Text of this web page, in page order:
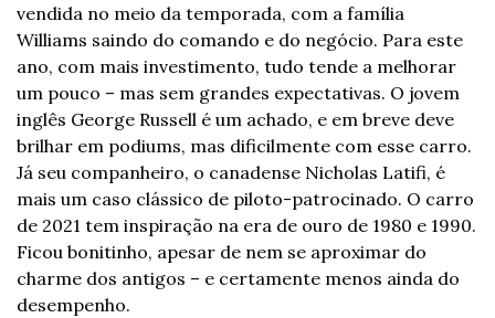
vendida no meio da temporada, com a família
Williams saindo do comando e do negócio. Para este
ano, com mais investimento, tudo tende a melhorar
um pouco – mas sem grandes expectativas. O jovem
inglês George Russell é um achado, e em breve deve
brilhar em podiums, mas dificilmente com esse carro.
Já seu companheiro, o canadense Nicholas Latifi, é
mais um caso clássico de piloto-patrocinado. O carro
de 2021 tem inspiração na era de ouro de 1980 e 1990.
Ficou bonitinho, apesar de nem se aproximar do
charme dos antigos – e certamente menos ainda do
desempenho.